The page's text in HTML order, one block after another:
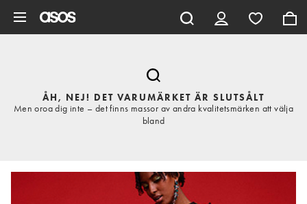
ÅH, NEJ! DET VARUMÄRKET ÄR SLUTSÅLT
Men oroa dig inte – det finns massor av andra kvalitetsmärken att välja
bland